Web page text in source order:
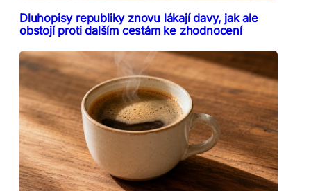
Dluhopisy republiky znovu lákají davy, jak ale
obstojí proti dalším cestám ke zhodnocení